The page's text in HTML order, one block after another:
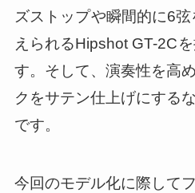
ズストップや瞬間的に6
えられるHipshot GT-2C
す。そして、演奏性を高
クをサテン仕上げにする
です。
今回のモデル化に際して